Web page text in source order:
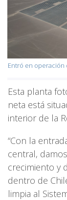
Entró en operación
Esta planta
neta está
interior de la
“Con la
central,
crecimiento y
dentro de
limpia al